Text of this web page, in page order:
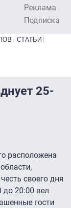
Реклама
Подписка
СТАТЬИ
25-
расположена
своего дня
до 20:00 вел
гости